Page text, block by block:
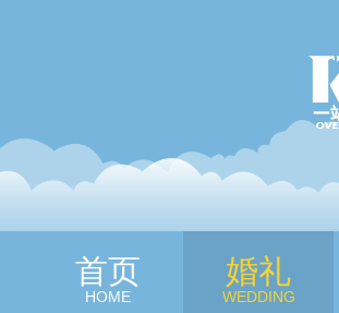
深圳旷世奇缘海外婚纱摄影
首页
HOME
婚礼
WEDDING